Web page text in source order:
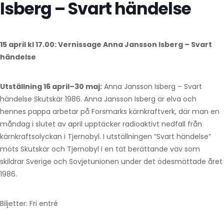
Isberg – Svart händelse
15 april kl 17.00: Vernissage Anna Jansson Isberg – Svart
händelse
Utställning 16 april–30 maj: Anna Jansson Isberg – Svart
händelse Skutskär 1986. Anna Jansson Isberg är elva och
hennes pappa arbetar på Forsmarks kärnkraftverk, där man en
måndag i slutet av april upptäcker radioaktivt nedfall från
kärnkraftsolyckan i Tjernobyl. I utställningen ”Svart händelse”
möts Skutskär och Tjernobyl i en tät berättande väv som
skildrar Sverige och Sovjetunionen under det ödesmättade året
1986.
Biljetter: Fri entré